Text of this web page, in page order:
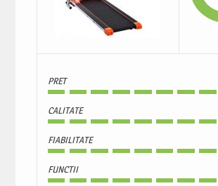
PRET
CALITATE
FIABILITATE
FUNCTII